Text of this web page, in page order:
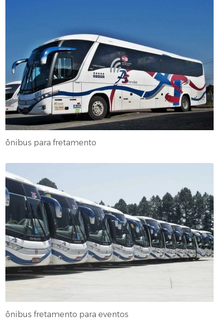
ônibus para fretamento
ônibus fretamento para eventos